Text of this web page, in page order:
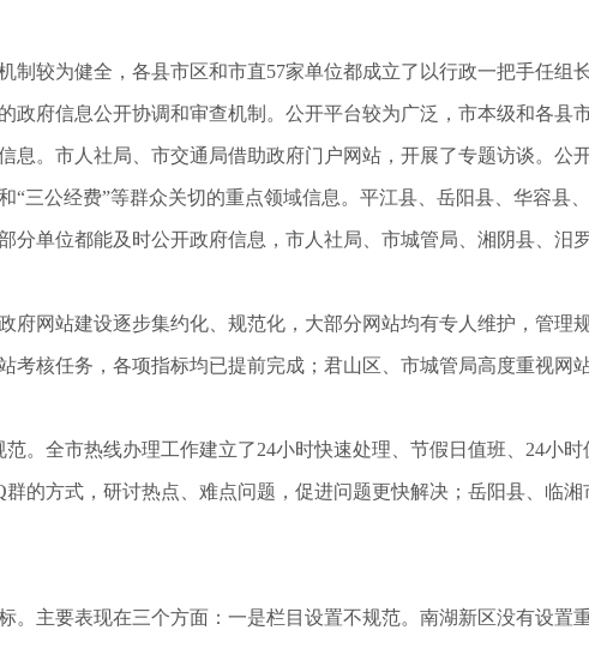
制较为健全，各县市区和市直57家单位都成立了以行政一把手任组
政府信息公开协调和审查机制。公开平台较为广泛，市本级和各县
息。市人社局、市交通局借助政府门户网站，开展了专题访谈。公
“三公经费”等群众关切的重点领域信息。平江县、岳阳县、华容县
分单位都能及时公开政府信息，市人社局、市城管局、湘阴县、汨
府网站建设逐步集约化、规范化，大部分网站均有专人维护，管
考核任务，各项指标均已提前完成；君山区、市城管局高度重视网
范。全市热线办理工作建立了24小时快速处理、节假日值班、24小
的方式，研讨热点、难点问题，促进问题更快解决；岳阳县、临
。主要表现在三个方面：一是栏目设置不规范。南湖新区没有设置